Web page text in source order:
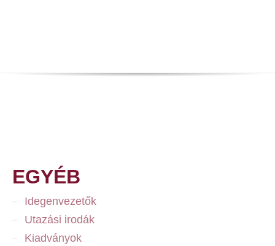
EGYÉB
Idegenvezetők
Utazási irodák
Kiadványok